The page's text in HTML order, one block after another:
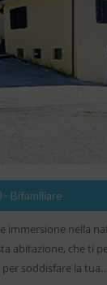
- Bifamiliare
immersione nella
abitazione, che ti
per soddisfare la tua…